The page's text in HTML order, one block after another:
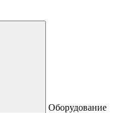
Оборудование